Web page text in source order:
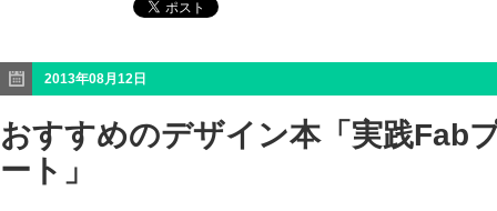
2013年08月12日
おすすめのデザイン本「実践Fab
ート」